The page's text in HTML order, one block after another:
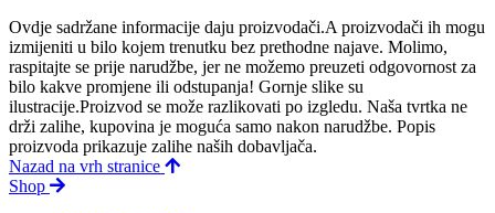
Ovdje sadržane informacije daju proizvodači.A proizvodači ih mogu
izmijeniti u bilo kojem trenutku bez prethodne najave. Molimo,
raspitajte se prije narudžbe, jer ne možemo preuzeti odgovornost za
bilo kakve promjene ili odstupanja! Gornje slike su
ilustracije.Proizvod se može razlikovati po izgledu. Naša tvrtka ne
drži zalihe, kupovina je moguća samo nakon narudžbe. Popis
proizvoda prikazuje zalihe naših dobavljača.
Nazad na vrh stranice
Shop